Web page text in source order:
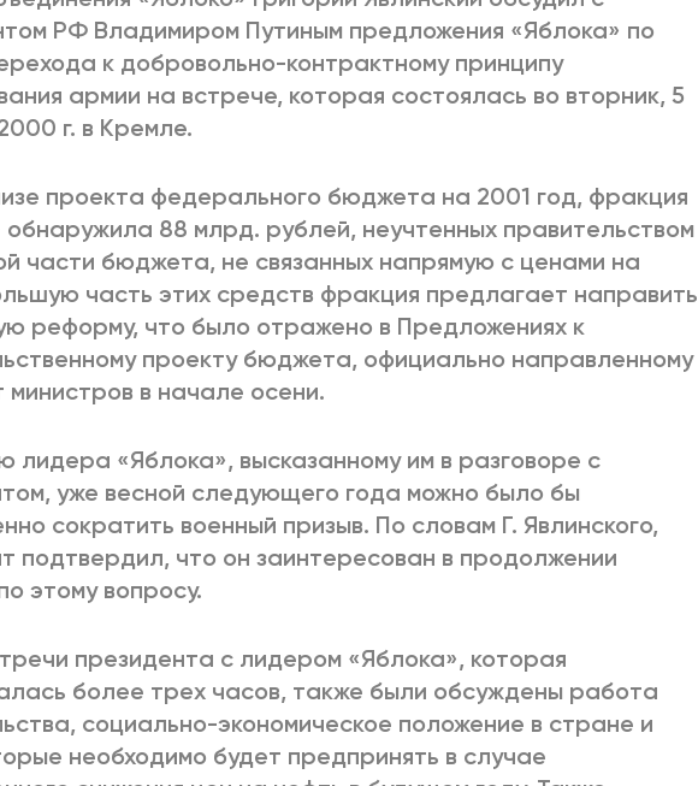
РФ Владимиром Путиным предложения «Яблока» по
к добровольно-контрактному принципу
армии на встрече, которая состоялась во вторник, 5
г. в Кремле.
проекта федерального бюджета на 2001 год, фракция
обнаружила 88 млрд. рублей, неучтенных правительством
части бюджета, не связанных напрямую с ценами на
часть этих средств фракция предлагает направить
реформу, что было отражено в Предложениях к
проекту бюджета, официально направленному
министров в начале осени.
лидера «Яблока», высказанному им в разговоре с
уже весной следующего года можно было бы
сократить военный призыв. По словам Г. Явлинского,
подтвердил, что он заинтересован в продолжении
этому вопросу.
президента с лидером «Яблока», которая
более трех часов, также были обсуждены работа
социально-экономическое положение в стране и
необходимо будет предпринять в случае